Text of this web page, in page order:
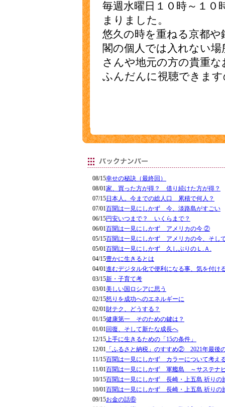
毎週水曜日１０時～１
まりました。
悠久の時を重ねる京都
閣の個人では入れない
さんや地元の方の貴重
ふんだんに視聴できま
08/15幸せの秘訣（最終回）
08/01家、買った方が得？ 借り続けた方が得？
07/15日本人。今までの総人口 累積で何人？
07/01百聞は一見にしかず 今、淡路島がすごい
06/15円安いつまで？ いくらまで？
06/01百聞は一見にしかず アメリカの今 ②
05/15百聞は一見にしかず アメリカの今、そし
05/01百聞は一見にしかず 久しぶりのＬ.Ａ.
04/15豊かに生きるとは
04/01進むデジタル化で便利になる事、気を付け
03/15新・子育て考
03/01美しい国ロシアに思う
02/15怒りを成功へのエネルギーに
02/01財テク、どうする？
01/15健康第一 そのための鍵は？
01/01回復、そして新たな成長へ
12/15上手に生きるための「15の条件」
12/01 「ふるさと納税」のすすめ② 2021年最後
11/15百聞は一見にしかず カラーについて考え
11/01百聞は一見にしかず 軍艦島 ～サステナ
10/15百聞は一見にしかず 長崎・上五島 祈り
10/01百聞は一見にしかず 長崎・上五島 祈りの
09/15お金の話⑥